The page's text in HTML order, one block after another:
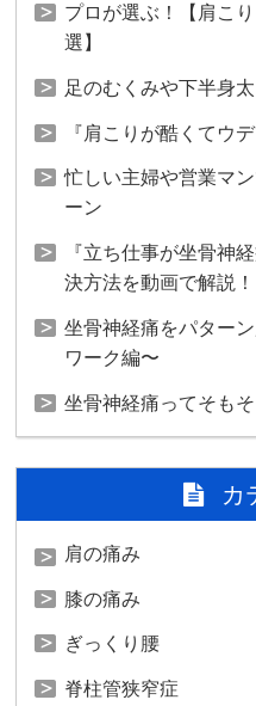
プロが選ぶ！【肩こ
選】
足のむくみや下半身
『肩こりが酷くてウ
忙しい主婦や営業マ
ーン
『立ち仕事が坐骨神
決方法を動画で解説！
坐骨神経痛をパター
ワーク編〜
坐骨神経痛ってそも
カ
肩の痛み
膝の痛み
ぎっくり腰
脊柱管狭窄症